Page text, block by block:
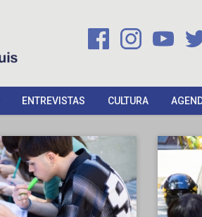
ENTREVISTAS CULTURA